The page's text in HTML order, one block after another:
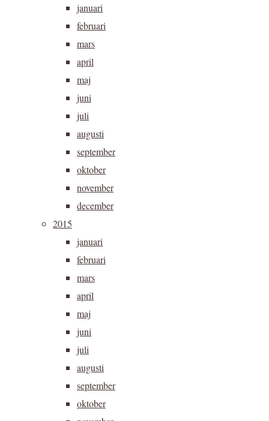
januari
februari
mars
april
maj
juni
juli
augusti
september
oktober
november
december
2015
januari
februari
mars
april
maj
juni
juli
augusti
september
oktober